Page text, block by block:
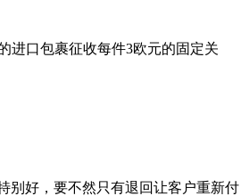
进口包裹征收每件3欧元的固定关
别好，要不然只有退回让客户重新付